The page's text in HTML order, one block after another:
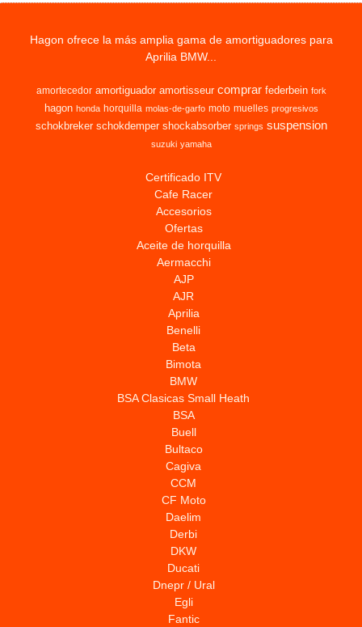
Hagon ofrece la más amplia gama de amortiguadores para
Aprilia BMW...
amortecedor amortiguador amortisseur comprar federbein fork
hagon honda horquilla molas-de-garfo moto muelles progresivos
schokbreker schokdemper shockabsorber springs suspension
suzuki yamaha
Certificado ITV
Cafe Racer
Accesorios
Ofertas
Aceite de horquilla
Aermacchi
AJP
AJR
Aprilia
Benelli
Beta
Bimota
BMW
BSA Clasicas Small Heath
BSA
Buell
Bultaco
Cagiva
CCM
CF Moto
Daelim
Derbi
DKW
Ducati
Dnepr / Ural
Egli
Fantic